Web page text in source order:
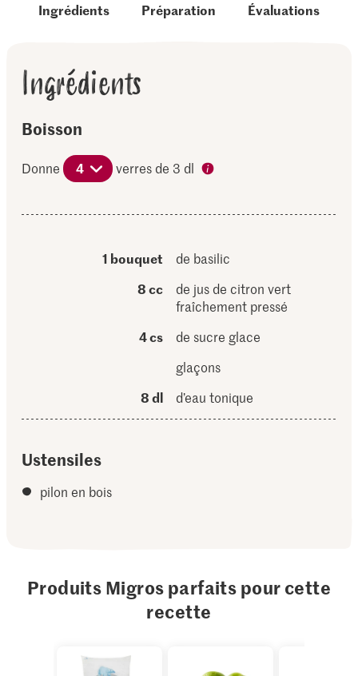
Ingrédients Préparation Évaluations
Ingrédients
Boisson
Donne 4 verres de 3 dl
1 bouquet
de basilic
8 cc
de jus de citron vert
fraîchement pressé
4 cs
de sucre glace
glaçons
8 dl
d’eau tonique
Ustensiles
pilon en bois
Produits Migros parfaits pour cette
recette